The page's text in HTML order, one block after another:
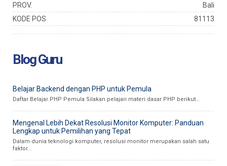
PROV.
Bali
KODE POS
81113
Blog Guru
Belajar Backend dengan PHP untuk Pemula
Daftar Belajar PHP Pemula Silakan pelajari materi dasar PHP berikut...
Mengenal Lebih Dekat Resolusi Monitor Komputer: Panduan
Lengkap untuk Pemilihan yang Tepat
Dalam dunia teknologi komputer, resolusi monitor merupakan salah satu
faktor...